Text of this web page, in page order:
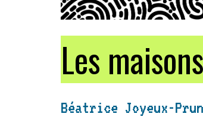
Les
Béatrice Joyeux-